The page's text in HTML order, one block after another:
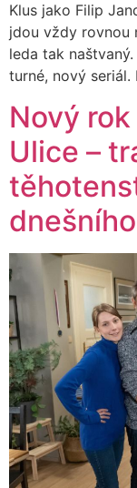
Klus jako Filip
jdou vždy rovnou
leda tak
turné, nový seriál.
Nový
Ulice –